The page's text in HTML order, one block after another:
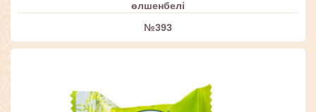
өлшенбелі
№393